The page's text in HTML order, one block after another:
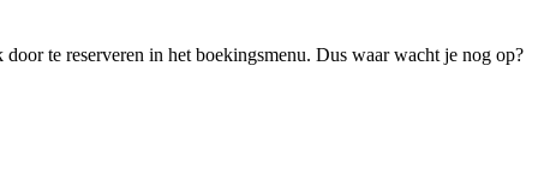
te reserveren in het boekingsmenu. Dus waar wacht je nog op?